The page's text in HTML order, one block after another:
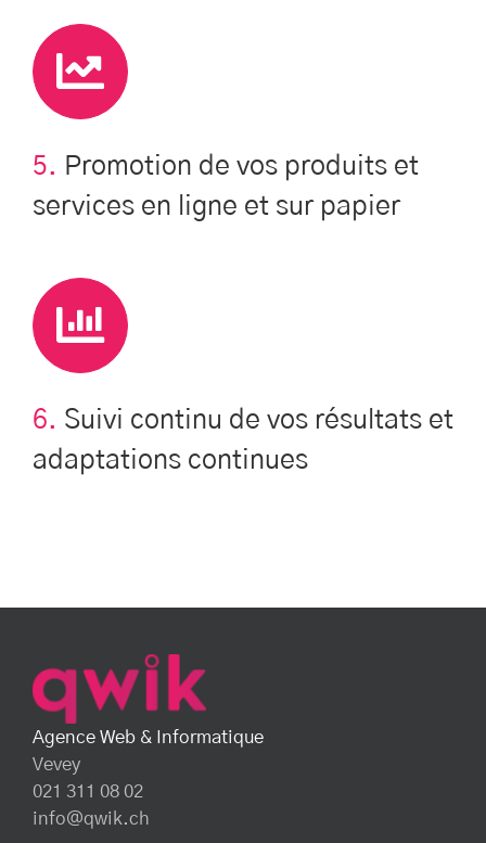
5. Promotion de vos produits et
services en ligne et sur papier
6. Suivi continu de vos résultats et
adaptations continues
Agence Web & Informatique
Vevey
021 311 08 02
info@qwik.ch